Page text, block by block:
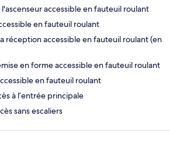
accessible en fauteuil roulant
en fauteuil roulant
réception accessible en fauteuil roulant (en
en forme accessible en fauteuil roulant
en fauteuil roulant
à l’entrée principale
sans escaliers